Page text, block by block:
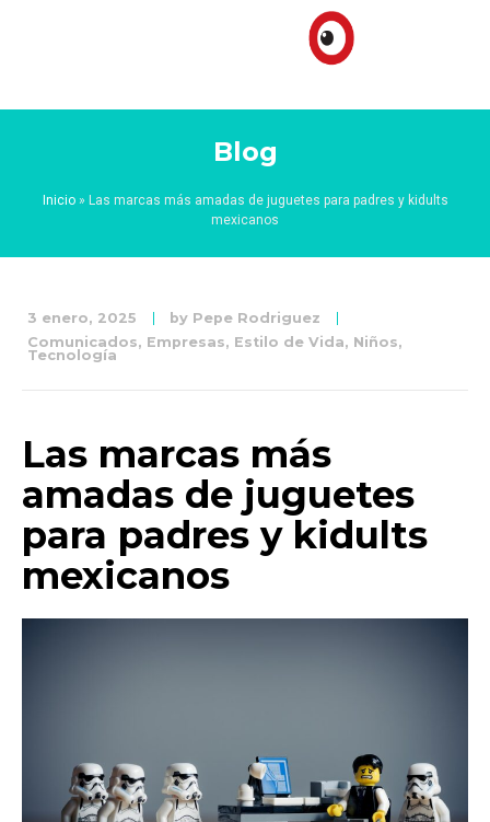
Blog
Inicio» Las marcas más amadas de juguetes para padres y kidults
mexicanos
3 enero, 2025 by Pepe Rodriguez
Comunicados, Empresas, Estilo de Vida, Niños,
Tecnología
Las marcas más
amadas de juguetes
para padres y kidults
mexicanos